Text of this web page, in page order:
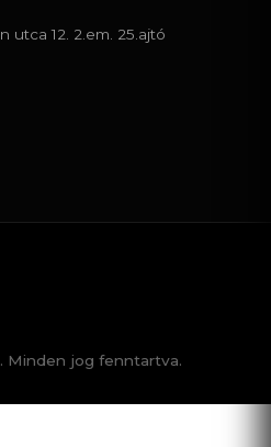
utca 12. 2.em. 25.ajtó
Minden jog fenntartva.